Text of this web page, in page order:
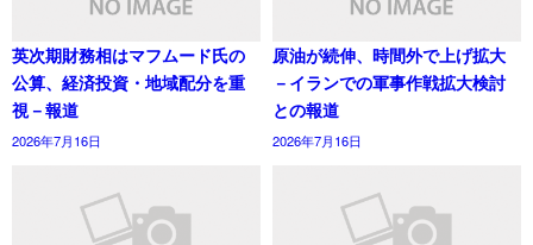
英次期財務相はマフムード氏の
公算、経済投資・地域配分を重
視－報道
2026年7月16日
原油が続伸、時間外で上げ拡大
－イランでの軍事作戦拡大検討
との報道
2026年7月16日